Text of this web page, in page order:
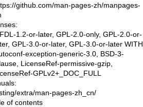
github.com/man-pages-zh/manpages-
1.2-or-later, GPL-2.0-only, GPL-2.0-or-
GPL-3.0-or-later, GPL-3.0-or-later WITH
exception-generic-3.0, BSD-3-
LicenseRef-permissive-gzip,
GPLv2+_DOC_FULL
extra/man-pages-zh_cn/
of contents